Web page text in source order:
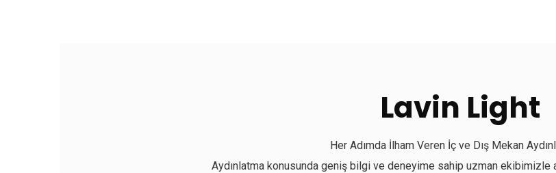
Lavin Light
Her Adımda İlham Veren İç ve Dış Mekan
Aydınlatma konusunda geniş bilgi ve deneyime sahip uzman ekibimizle